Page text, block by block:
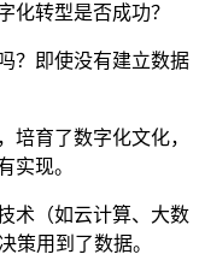
化转型是否成功？
？即使没有建立数据
培育了数字化文化，
实现。
术（如云计算、大数
策用到了数据。